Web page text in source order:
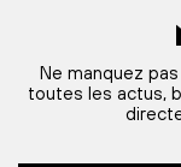
Ne manquez
toutes les actus,